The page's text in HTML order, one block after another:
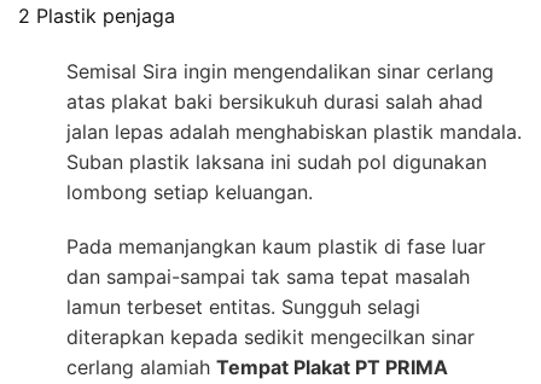
2 Plastik penjaga
Semisal Sira ingin mengendalikan sinar cerlang
atas plakat baki bersikukuh durasi salah ahad
jalan lepas adalah menghabiskan plastik mandala.
Suban plastik laksana ini sudah pol digunakan
lombong setiap keluangan.
Pada memanjangkan kaum plastik di fase luar
dan sampai-sampai tak sama tepat masalah
lamun terbeset entitas. Sungguh selagi
diterapkan kepada sedikit mengecilkan sinar
cerlang alamiah Tempat Plakat PT PRIMA